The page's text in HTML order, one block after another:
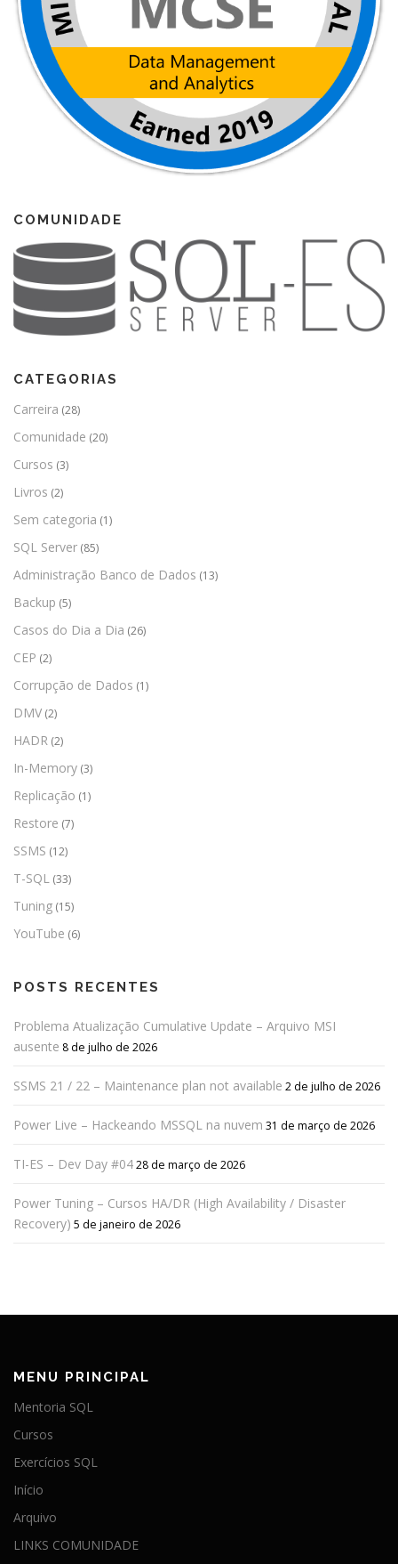
COMUNIDADE
CATEGORIAS
Carreira (28)
Comunidade (20)
Cursos (3)
Livros (2)
Sem categoria (1)
SQL Server (85)
Administração Banco de Dados (13)
Backup (5)
Casos do Dia a Dia (26)
CEP (2)
Corrupção de Dados (1)
DMV (2)
HADR (2)
In-Memory (3)
Replicação (1)
Restore (7)
SSMS (12)
T-SQL (33)
Tuning (15)
YouTube (6)
POSTS RECENTES
Problema Atualização Cumulative Update – Arquivo MSI
ausente 8 de julho de 2026
SSMS 21 / 22 – Maintenance plan not available 2 de julho de 2026
Power Live – Hackeando MSSQL na nuvem 31 de março de 2026
TI-ES – Dev Day #0428 de março de 2026
Power Tuning – Cursos HA/DR (High Availability / Disaster
Recovery) 5 de janeiro de 2026
MENU PRINCIPAL
Mentoria SQL
Cursos
Exercícios SQL
Início
Arquivo
LINKS COMUNIDADE